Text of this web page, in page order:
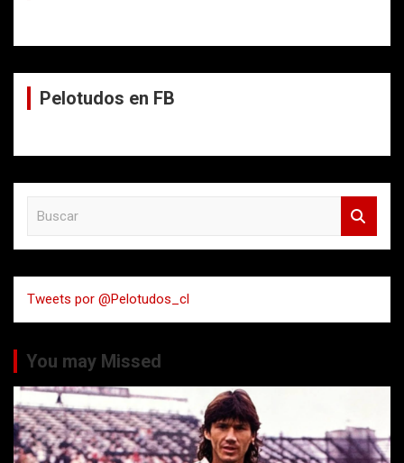
Pelotudos en FB
a
r
Tweets por @Pelotudos_cl
You may Missed